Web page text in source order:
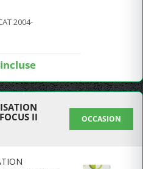
2004-
II
OCCASION